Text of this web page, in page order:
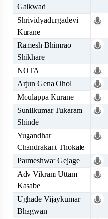
Gaikwad
Shrividyadurgadevi
Kurane
Ramesh Bhimrao
Shikhare
NOTA
Arjun Gena Ohol
Moulappa Kurane
Sunilkumar Tukaram
Shinde
Yugandhar
Chandrakant Thokale
Parmeshwar Gejage
Adv Vikram Uttam
Kasabe
Ughade Vijaykumar
Bhagwan